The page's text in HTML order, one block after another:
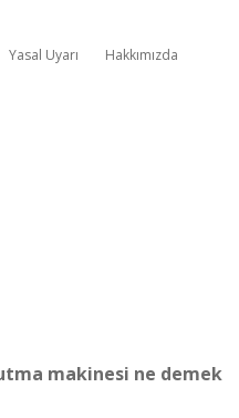
Yasal Uyarı Hakkımızda
makinesi ne demek